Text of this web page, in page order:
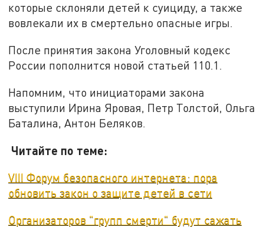
которые склоняли детей к суициду, а также
вовлекали их в смертельно опасные игры.
После принятия закона Уголовный кодекс
России пополнится новой статьей 110.1.
Напомним, что инициаторами закона
выступили Ирина Яровая, Петр Толстой, Ольга
Баталина, Антон Беляков.
Читайте по теме:
VIII Форум безопасного интернета: пора
обновить закон о защите детей в сети
Организаторов "групп смерти" будут сажать